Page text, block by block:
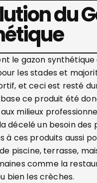
du
le gazon
les stades et
et ceci est resté
ce produit été
milieux
décelé un besoin des
à ces produits aussi
piscine, terrasse,
comme la
bien les crèches.